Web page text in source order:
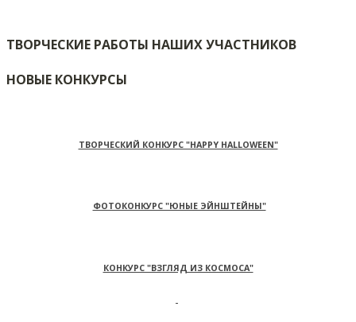
ТВОРЧЕСКИЕ РАБОТЫ НАШИХ УЧАСТНИКОВ
НОВЫЕ КОНКУРСЫ
ТВОРЧЕСКИЙ КОНКУРС "HAPPY HALLOWEEN"
ФОТОКОНКУРС "ЮНЫЕ ЭЙНШТЕЙНЫ"
КОНКУРС "ВЗГЛЯД ИЗ КОСМОСА"